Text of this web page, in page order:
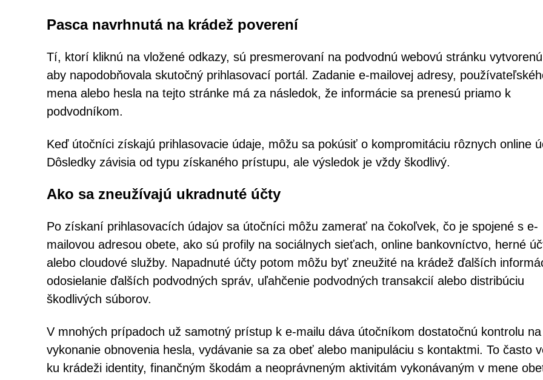
Pasca navrhnutá na krádež poverení
Tí, ktorí kliknú na vložené odkazy, sú presmerovaní na podvodnú webovú stránku
aby napodobňovala skutočný prihlasovací portál. Zadanie e-mailovej adresy,
mena alebo hesla na tejto stránke má za následok, že informácie sa prenesú priamo k
podvodníkom.
Keď útočníci získajú prihlasovacie údaje, môžu sa pokúsiť o kompromitáciu rôznych online
Dôsledky závisia od typu získaného prístupu, ale výsledok je vždy škodlivý.
Ako sa zneužívajú ukradnuté účty
Po získaní prihlasovacích údajov sa útočníci môžu zamerať na čokoľvek, čo je spojené s e-
mailovou adresou obete, ako sú profily na sociálnych sieťach, online bankovníctvo, herné
alebo cloudové služby. Napadnuté účty potom môžu byť zneužité na krádež ďalších
odosielanie ďalších podvodných správ, uľahčenie podvodných transakcií alebo distribúciu
škodlivých súborov.
V mnohých prípadoch už samotný prístup k e-mailu dáva útočníkom dostatočnú kontrolu na
vykonanie obnovenia hesla, vydávanie sa za obeť alebo manipuláciu s kontaktmi. To často
ku krádeži identity, finančným škodám a neoprávneným aktivitám vykonávaným v mene